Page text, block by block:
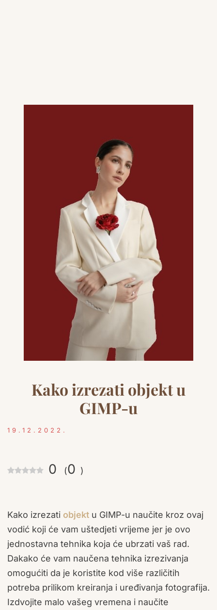
Kako izrezati objekt u
GIMP-u
19.12.2022.
0 (0 )
Kako izrezati objekt u GIMP-u naučite kroz ovaj
vodić koji će vam uštedjeti vrijeme jer je ovo
jednostavna tehnika koja će ubrzati vaš rad.
Dakako će vam naučena tehnika izrezivanja
omogućiti da je koristite kod više različitih
potreba prilikom kreiranja i uređivanja fotografija.
Izdvojite malo vašeg vremena i naučite